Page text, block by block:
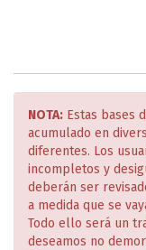
NOTA: Estas bases
acumulado en
diferentes. Los
incompletos y
deberán ser
a medida que se
Todo ello será un
deseamos no